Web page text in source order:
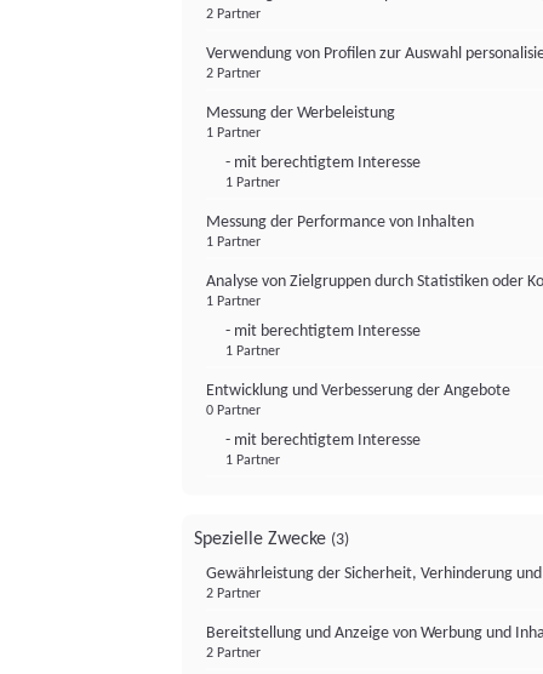
2 Partner
Verwendung von Profilen zur Auswahl
2 Partner
Messung der Werbeleistung
1 Partner
- mit berechtigtem Interesse
1 Partner
Messung der Performance von Inhalten
1 Partner
Analyse von Zielgruppen durch Statistiken oder
1 Partner
- mit berechtigtem Interesse
1 Partner
Entwicklung und Verbesserung der Angebote
0 Partner
- mit berechtigtem Interesse
1 Partner
Spezielle Zwecke (3)
Gewährleistung der Sicherheit, Verhinderung
2 Partner
Bereitstellung und Anzeige von Werbung und
2 Partner